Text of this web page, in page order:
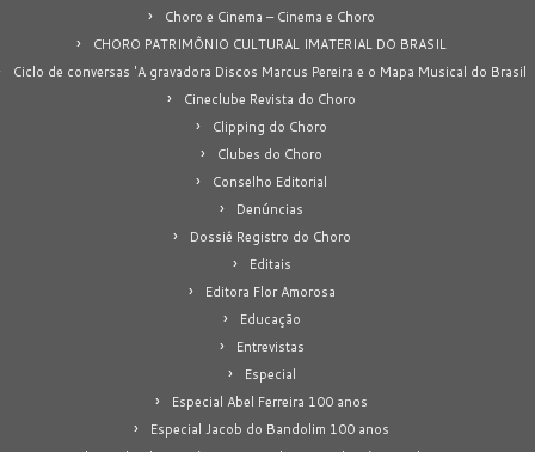
Choro e Cinema – Cinema e Choro
CHORO PATRIMÔNIO CULTURAL IMATERIAL DO BRASIL
Ciclo de conversas 'A gravadora Discos Marcus Pereira e o Mapa Musical do Brasil
Cineclube Revista do Choro
Clipping do Choro
Clubes do Choro
Conselho Editorial
Denúncias
Dossiê Registro do Choro
Editais
Editora Flor Amorosa
Educação
Entrevistas
Especial
Especial Abel Ferreira 100 anos
Especial Jacob do Bandolim 100 anos